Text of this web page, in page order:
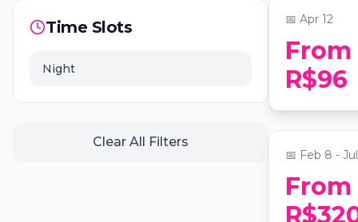
Time Slots
Night
Clear All Filters
📅 Apr 12
From
R$96
Carnes e
Gastrobar
📍noPorto
📅 Feb 8 - Jul
From